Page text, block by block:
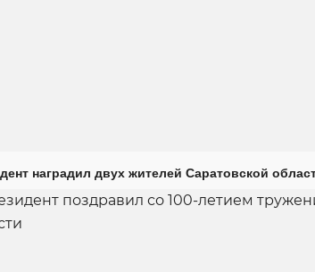
наградил двух жителей Саратовской